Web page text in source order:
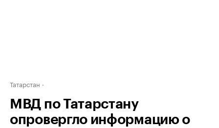
Татарстан
МВД по Татарстану
опровергло информацию о